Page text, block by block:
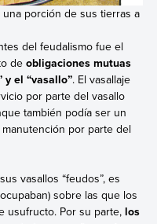
porción de sus tierras a
del feudalismo fue el
deobligaciones mutuas
y el “vasallo”. El vasallaje
por parte del vasallo
también podía ser un
por parte del
vasallos “feudos”, es
sobre las que los
usufructo. Por su parte,los